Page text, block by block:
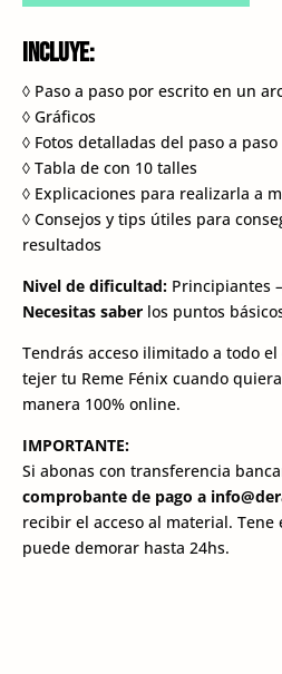
Incluye:
◊ Paso a paso por escrito en un
◊ Gráficos
◊ Fotos detalladas del paso a paso
◊ Tabla de con 10 talles
◊ Explicaciones para realizarla a
◊ Consejos y tips útiles para
resultados
Nivel de dificultad: Principiantes
Necesitas saber los puntos
Tendrás acceso ilimitado a todo
tejer tu Reme Fénix cuando
manera 100% online.
IMPORTANTE:
Si abonas con transferencia
comprobante de pago a
recibir el acceso al material.
puede demorar hasta 24hs.